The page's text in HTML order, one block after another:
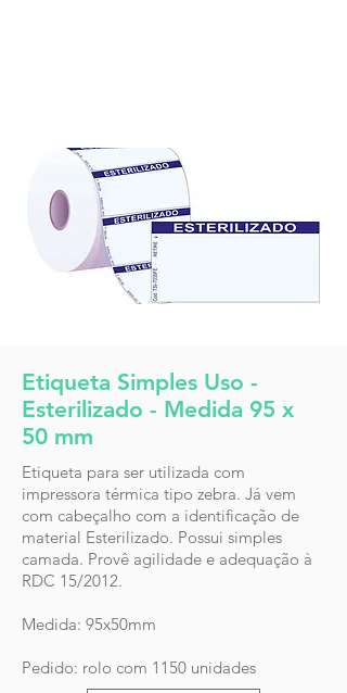
Etiqueta Simples Uso -
Esterilizado - Medida 95 x
50 mm
Etiqueta para ser utilizada com
impressora térmica tipo zebra. Já vem
com cabeçalho com a identificação de
material Esterilizado. Possui simples
camada. Provê agilidade e adequação à
RDC 15/2012.
Medida: 95x50mm
Pedido: rolo com 1150 unidades